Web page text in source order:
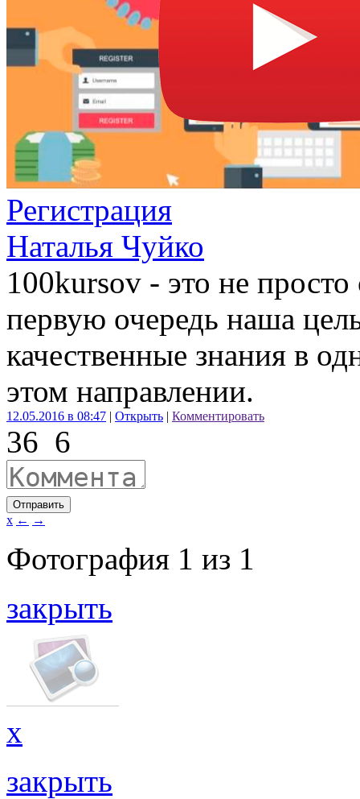
Регистрация
Наталья Чуйко
100kursov - это не
первую очередь наша
качественные знания в
этом направлении.
12.05.2016 в 08:47 | Открыть | Комментировать
36 6
Отправить
x ← →
Фотография 1 из 1
закрыть
x
закрыть